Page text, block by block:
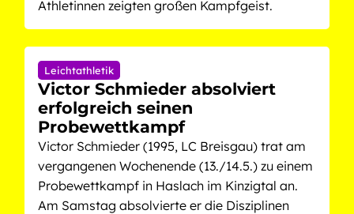
Athletinnen zeigten großen Kampfgeist.
Leichtathletik
Victor Schmieder absolviert
erfolgreich seinen
Probewettkampf
Victor Schmieder (1995, LC Breisgau) trat am
vergangenen Wochenende (13./14.5.) zu einem
Probewettkampf in Haslach im Kinzigtal an.
Am Samstag absolvierte er die Disziplinen